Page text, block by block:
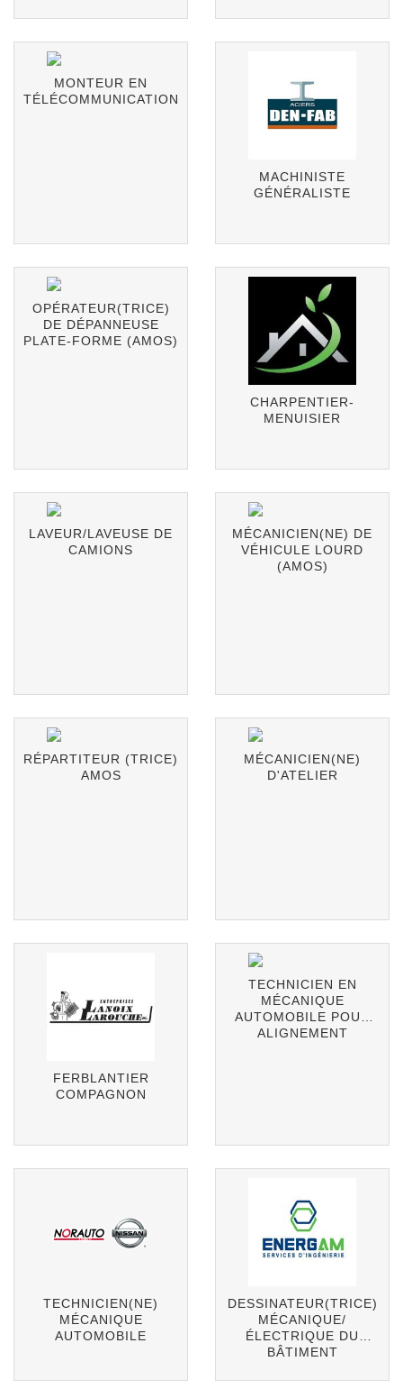
MONTEUR EN
TÉLÉCOMMUNICATION
MACHINISTE
GÉNÉRALISTE
OPÉRATEUR(TRICE)
DE DÉPANNEUSE
PLATE-FORME (AMOS)
CHARPENTIER-
MENUISIER
LAVEUR/LAVEUSE DE
CAMIONS
MÉCANICIEN(NE) DE
VÉHICULE LOURD
(AMOS)
RÉPARTITEUR (TRICE)
AMOS
MÉCANICIEN(NE)
D'ATELIER
FERBLANTIER
COMPAGNON
TECHNICIEN EN
MÉCANIQUE
AUTOMOBILE POUR
ALIGNEMENT
TECHNICIEN(NE)
MÉCANIQUE
AUTOMOBILE
DESSINATEUR(TRICE)
MÉCANIQUE/
ÉLECTRIQUE DU
BÂTIMENT